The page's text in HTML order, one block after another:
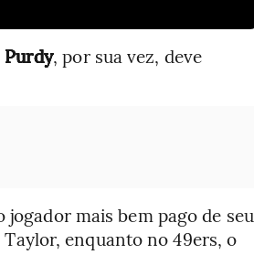
Purdy, por sua vez, deve
mais bem pago de seu
enquanto no 49ers, o